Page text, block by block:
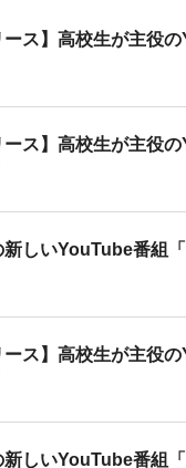
ース】高校生が主役
ース】高校生が主役
しいYouTube番組
ース】高校生が主役
しいYouTube番組